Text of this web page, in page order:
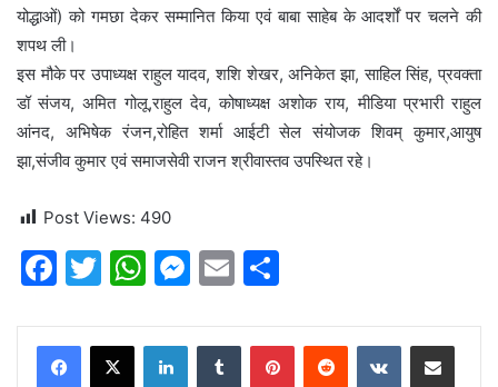
योद्धाओं) को गमछा देकर सम्मानित किया एवं बाबा साहेब के आदर्शों पर चलने की
शपथ ली।
इस मौके पर उपाध्यक्ष राहुल यादव, शशि शेखर, अनिकेत झा, साहिल सिंह, प्रवक्ता
डॉ संजय, अमित गोलू,राहुल देव, कोषाध्यक्ष अशोक राय, मीडिया प्रभारी राहुल
आंनद, अभिषेक रंजन,रोहित शर्मा आईटी सेल संयोजक शिवम् कुमार,आयुष
झा,संजीव कुमार एवं समाजसेवी राजन श्रीवास्तव उपस्थित रहे।
Post Views: 490
F
c
e
T
itt
er
W
at
s
M
s
E
ai ar
e
LinkedInTumblr PinterestReddit VKontakteShare via Email